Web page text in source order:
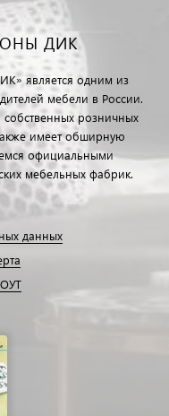
ДИК
является одним из
мебели в России.
розничных
имеет обширную
официальными
мебельных фабрик.
данных